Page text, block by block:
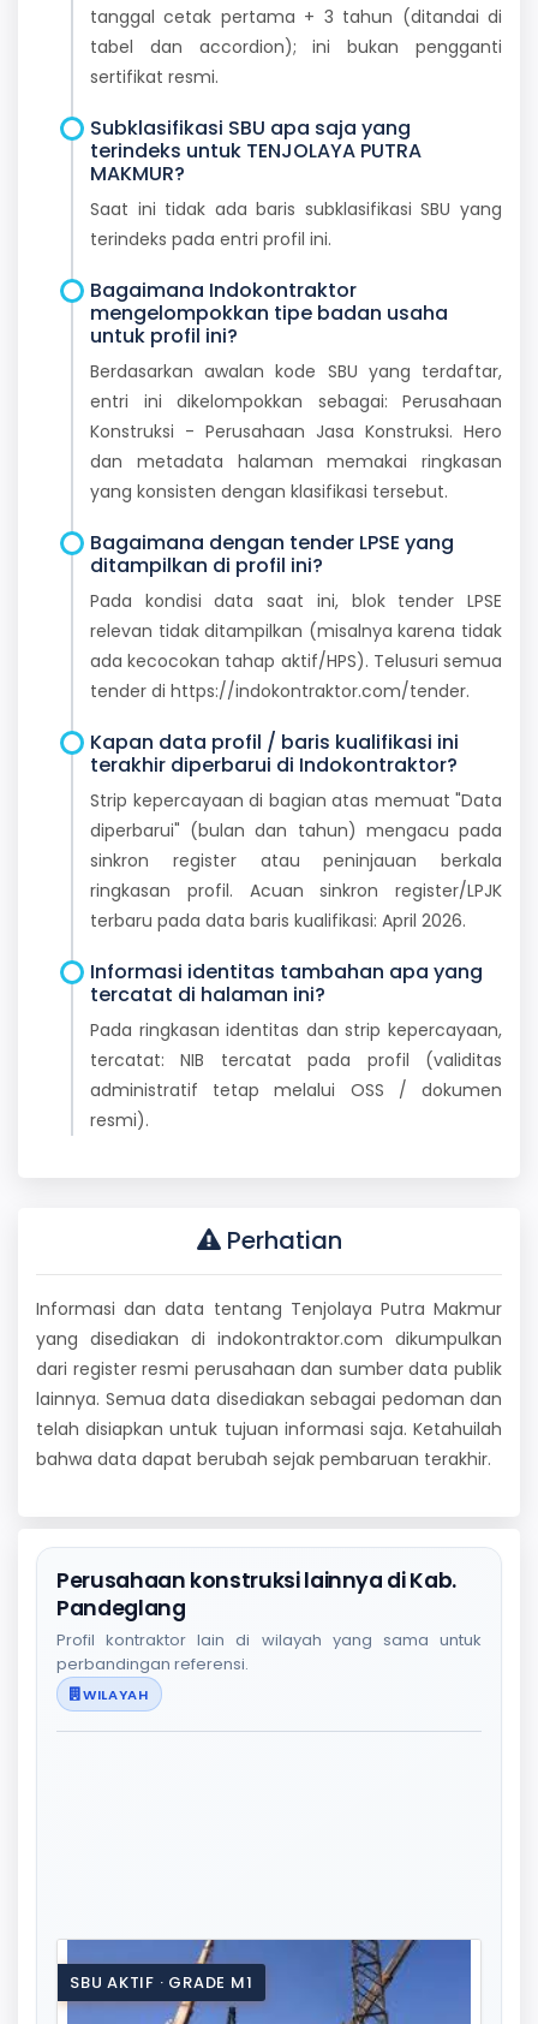
tanggal cetak pertama + 3 tahun (ditandai di
tabel dan accordion); ini bukan pengganti
sertifikat resmi.
Subklasifikasi SBU apa saja yang
terindeks untuk TENJOLAYA PUTRA
MAKMUR?
Saat ini tidak ada baris subklasifikasi SBU yang
terindeks pada entri profil ini.
Bagaimana Indokontraktor
mengelompokkan tipe badan usaha
untuk profil ini?
Berdasarkan awalan kode SBU yang terdaftar,
entri ini dikelompokkan sebagai: Perusahaan
Konstruksi - Perusahaan Jasa Konstruksi. Hero
dan metadata halaman memakai ringkasan
yang konsisten dengan klasifikasi tersebut.
Bagaimana dengan tender LPSE yang
ditampilkan di profil ini?
Pada kondisi data saat ini, blok tender LPSE
relevan tidak ditampilkan (misalnya karena tidak
ada kecocokan tahap aktif/HPS). Telusuri semua
tender di https://indokontraktor.com/tender.
Kapan data profil / baris kualifikasi ini
terakhir diperbarui di Indokontraktor?
Strip kepercayaan di bagian atas memuat "Data
diperbarui" (bulan dan tahun) mengacu pada
sinkron register atau peninjauan berkala
ringkasan profil. Acuan sinkron register/LPJK
terbaru pada data baris kualifikasi: April 2026.
Informasi identitas tambahan apa yang
tercatat di halaman ini?
Pada ringkasan identitas dan strip kepercayaan,
tercatat: NIB tercatat pada profil (validitas
administratif tetap melalui OSS / dokumen
resmi).
Perhatian
Informasi dan data tentang Tenjolaya Putra Makmur
yang disediakan di indokontraktor.com dikumpulkan
dari register resmi perusahaan dan sumber data publik
lainnya. Semua data disediakan sebagai pedoman dan
telah disiapkan untuk tujuan informasi saja. Ketahuilah
bahwa data dapat berubah sejak pembaruan terakhir.
Perusahaan konstruksi lainnya di Kab.
Pandeglang
Profil kontraktor lain di wilayah yang sama untuk
perbandingan referensi.
WILAYAH
SBU AKTIF · GRADE M1